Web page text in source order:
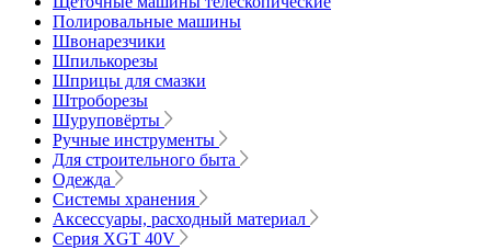
Полировальные машины
Швонарезчики
Шпилькорезы
Шприцы для смазки
Штроборезы
Шуруповёрты
Ручные инструменты
Для строительного быта
Одежда
Системы хранения
Аксессуары, расходный материал
Серия XGT 40V